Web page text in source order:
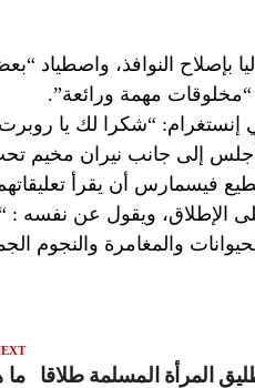
بإصلاح النوافذ، واصطياد
“مخلوقات مهمة ورائعة”.
“شكرا لك يا
أجلس إلى جانب نيران مخيم
فيسمارس أن يقرأ
الإطلاق، ويقول عن نفسه :
والمغامرة والنجوم
ما
المرأة المسلمة طلاقا